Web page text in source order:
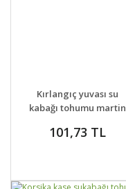
DETAYLAR
Kırlangıç yuvası su
kabağı tohumu martin
101,73 TL